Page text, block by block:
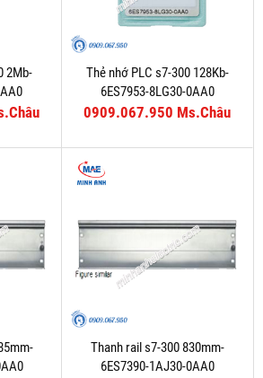
2Mb-
Thẻ nhớ PLC s7-300 128Kb-
6ES7953-8LG30-0AA0
0909.067.950 Ms.Châu
Thanh rail s7-300 830mm-
6ES7390-1AJ30-0AA0